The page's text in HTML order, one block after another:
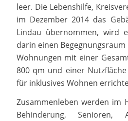
leer. Die Lebenshilfe,
im Dezember 2014 das
Lindau übernommen, wird
darin einen
Wohnungen mit einer
800 qm und einer
für inklusives Wohnen
Zusammenleben werden im
Behinderung, Senioren,